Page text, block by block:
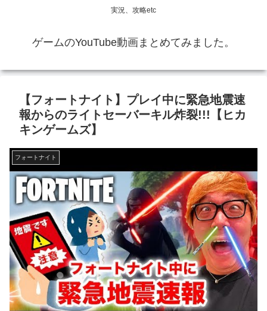
実況、攻略etc
ゲームのYouTube動画まとめてみました。
【フォートナイト】プレイ中に緊急地震速
報からのライトセーバーキル炸裂!!!【ヒカ
キンゲームズ】
フォートナイト